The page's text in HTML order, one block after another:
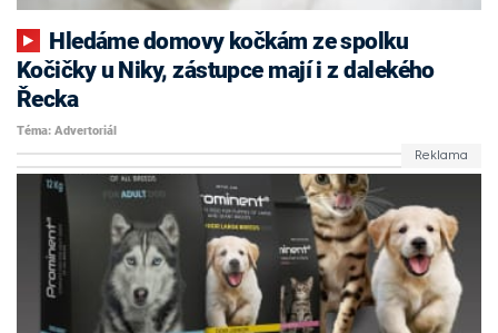
Kočičky u Niky, zástupce mají i z dalekého
Řecka
Téma: Advertoriál